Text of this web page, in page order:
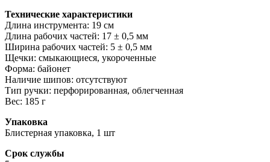
Технические характеристики
Длина инструмента: 19 см
Длина рабочих частей: 17 ± 0,5 мм
Ширина рабочих частей: 5 ± 0,5 мм
Щечки: смыкающиеся, укороченные
Форма: байонет
Наличие шипов: отсутствуют
Тип ручки: перфорированная, облегченная
Вес: 185 г
Упаковка
Блистерная упаковка, 1 шт
Срок службы